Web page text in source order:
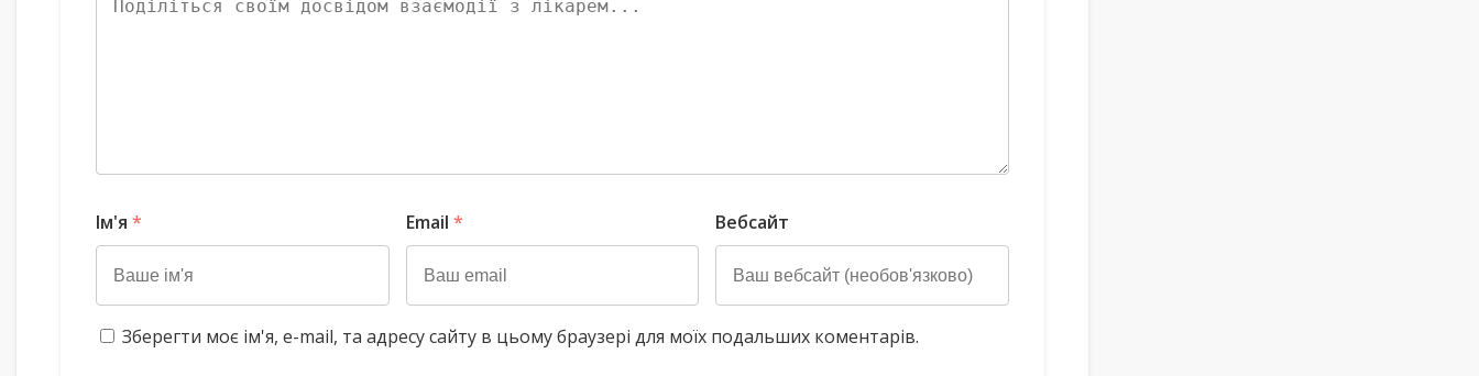
Ім'я * Email * Вебсайт
Зберегти моє ім'я, e-mail, та адресу сайту в цьому браузері для моїх подальших коментарів.